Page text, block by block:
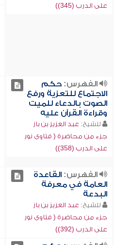
على الدرب (345))
الفهرس:حكم
الاجتماع للتعزية ورفع
الصوت بالدعاء للميت
وقراءة القرآن عليه
للشيخ: عبد العزيز بن باز
جزء من محاضرة ( فتاوى نور
على الدرب (358))
الفهرس:القاعدة
العامة في معرفة
البدعة
للشيخ: عبد العزيز بن باز
جزء من محاضرة ( فتاوى نور
على الدرب (392))